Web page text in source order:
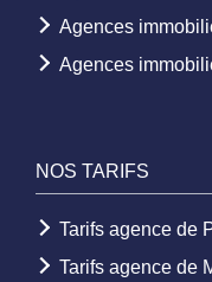
Agences
Agences
NOS TARIFS
Tarifs agence de
Tarifs agence de